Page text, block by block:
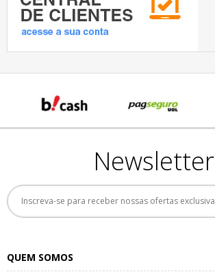
Newsletter
QUEM SOMOS